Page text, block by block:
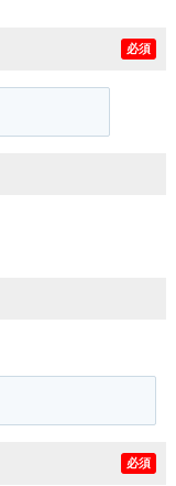
必須
必須